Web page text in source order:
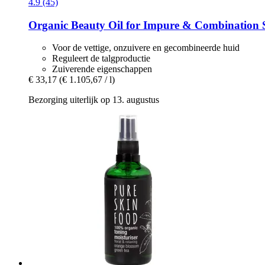
4.9 (45)
Organic Beauty Oil for Impure & Combination
Voor de vettige, onzuivere en gecombineerde huid
Reguleert de talgproductie
Zuiverende eigenschappen
€ 33,17 (€ 1.105,67 / l)
Bezorging uiterlijk op 13. augustus